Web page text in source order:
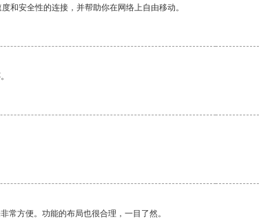
和安全性的连接，并帮助你在网络上自由移动。
常方便。功能的布局也很合理，一目了然。